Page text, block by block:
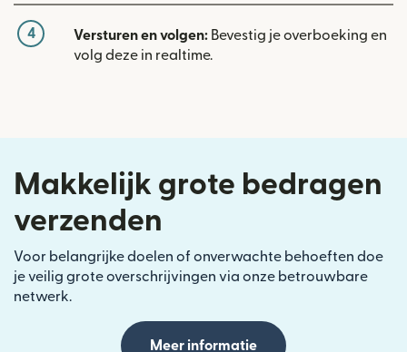
4 Versturen en volgen: Bevestig je overboeking en
volg deze in realtime.
Makkelijk grote bedragen
verzenden
Voor belangrijke doelen of onverwachte behoeften doe
je veilig grote overschrijvingen via onze betrouwbare
netwerk.
Meer informatie